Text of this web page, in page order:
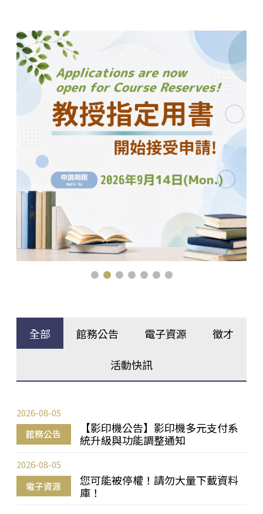
全部 館務公告 電子資源 徵才
活動快訊
館務公告
【影印機公告】影印機多元支付系
統升級與功能調整通知
2026-08-05
電子資源
您可能被停權！請勿大量下載資料
庫！
2026-08-05